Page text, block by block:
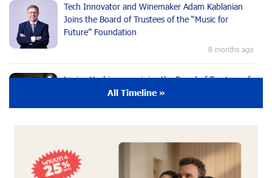
Tech Innovator and Winemaker Adam Kablanian
Joins the Board of Trustees of the “Music for
Future” Foundation
8 months ago
Lusine Yeghiazaryan joins the Board of Trustees of
the Music for the Future Foundation
9 months ago
Young Musician from the “Born in Artsakh”
Program, Arsen Safaryan, Performed at the
Anniversary Concert of the “Artis Futura”
All Timeline »